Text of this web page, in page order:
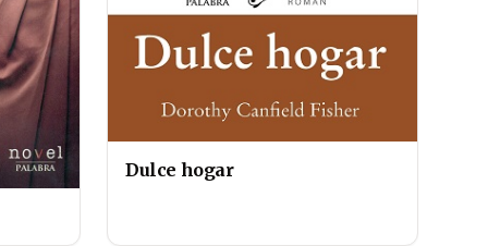
Dulce hogar